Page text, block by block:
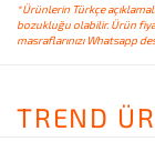
*Ürünlerin Türkçe
bozukluğu olabilir. Ürün
masraflarınızı Whatsapp
TREND